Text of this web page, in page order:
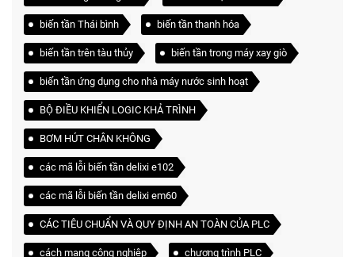
biến tần Thái bình biến tần thanh hóa
biến tần trên tàu thủy biến tần trong máy xay giò
biến tần ứng dụng cho nhà máy nước sinh hoạt
BỘ ĐIỀU KHIỂN LOGIC KHẢ TRÌNH
BƠM HÚT CHÂN KHÔNG
các mã lỗi biến tần delixi e102
các mã lỗi biến tần delixi em60
CÁC TIÊU CHUẨN VÀ QUY ĐỊNH AN TOÀN CỦA PLC
cách mạng công nghiệp chương trình PLC